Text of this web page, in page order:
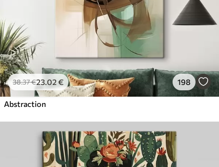
38.37€23.02 € 198
Abstraction